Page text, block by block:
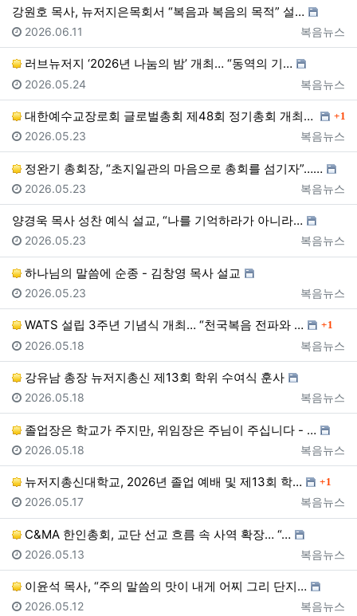
강원호 목사, 뉴저지은목회서 “복음과 복음의 목적” 설…
등록자
복음뉴스
등록일
2026.06.11
러브뉴저지 ‘2026년 나눔의 밤’ 개최… “동역의 기…
등록자
복음뉴스
등록일
2026.05.24
대한예수교장로회 글로벌총회 제48회 정기총회 개최… “… 댓글
1
등록자
복음뉴스
등록일
2026.05.23
정완기 총회장, “초지일관의 마음으로 총회를 섬기자”……
등록자
복음뉴스
등록일
2026.05.23
양경욱 목사 성찬 예식 설교, “나를 기억하라가 아니라…
등록자
복음뉴스
등록일
2026.05.23
하나님의 말씀에 순종 - 김창영 목사 설교
등록자
복음뉴스
등록일
2026.05.23
WATS 설립 3주년 기념식 개최… “천국복음 전파와 … 댓글
1
등록자
복음뉴스
등록일
2026.05.18
강유남 총장 뉴저지총신 제13회 학위 수여식 훈사
등록자
복음뉴스
등록일
2026.05.18
졸업장은 학교가 주지만, 위임장은 주님이 주십니다 - …
등록자
복음뉴스
등록일
2026.05.18
뉴저지총신대학교, 2026년 졸업 예배 및 제13회 학… 댓글
1
등록자
복음뉴스
등록일
2026.05.17
C&MA 한인총회, 교단 선교 흐름 속 사역 확장… “…
등록자
복음뉴스
등록일
2026.05.13
이윤석 목사, “주의 말씀의 맛이 내게 어찌 그리 단지…
등록자
복음뉴스
등록일
2026.05.12